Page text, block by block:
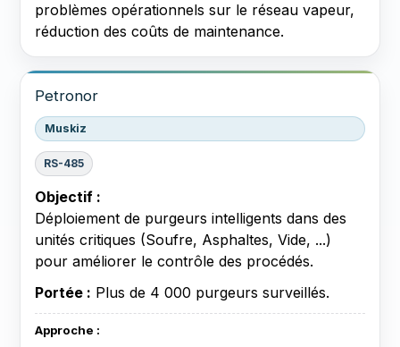
problèmes opérationnels sur le réseau vapeur,
réduction des coûts de maintenance.
Petronor
Muskiz
RS-485
Objectif :
Déploiement de purgeurs intelligents dans des
unités critiques (Soufre, Asphaltes, Vide, ...)
pour améliorer le contrôle des procédés.
Portée : Plus de 4 000 purgeurs surveillés.
Approche :